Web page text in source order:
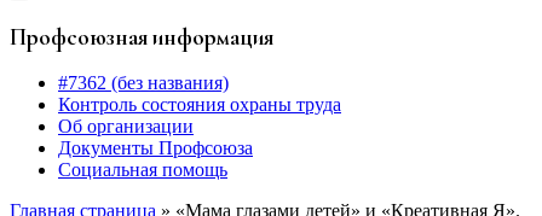
Профсоюзная информация
#7362 (без названия)
Контроль состояния охраны труда
Об организации
Документы Профсоюза
Социальная помощь
Главная страница » «Мама глазами детей» и «Креативная Я».